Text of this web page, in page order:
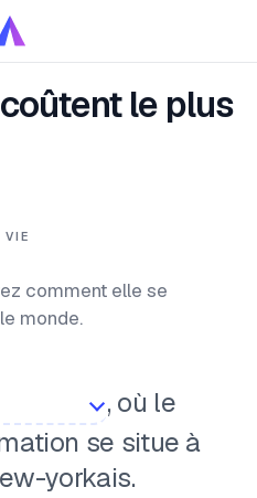
le plus
VIE
comment elle se
monde.
, où le
se situe à
yorkais.